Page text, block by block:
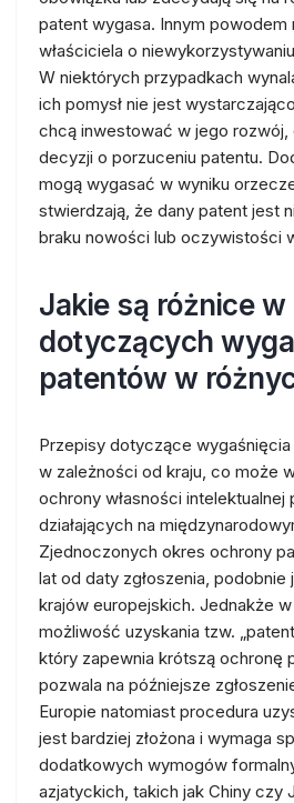
patent wygasa. Innym
właściciela o
W niektórych przypadkach
ich pomysł nie jest
chcą inwestować w jego rozwój,
decyzji o porzuceniu patentu.
mogą wygasać w wyniku
stwierdzają, że dany patent jest
braku nowości lub oczywistości
Jakie są różnice
dotyczących
patentów w
Przepisy dotyczące
w zależności od kraju, co może
ochrony własności
działających na
Zjednoczonych okres ochrony
lat od daty zgłoszenia,
krajów europejskich. Jednakże w
możliwość uzyskania tzw.
który zapewnia krótszą ochronę
pozwala na późniejsze
Europie natomiast procedura
jest bardziej złożona i wymaga
dodatkowych wymogów
azjatyckich, takich jak Chiny czy